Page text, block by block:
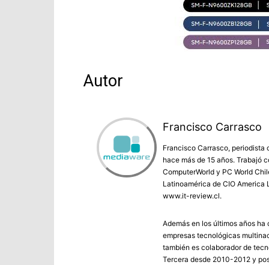
Autor
Francisco Carrasco
Francisco Carrasco,
hace más de 15 años. Trabajó
ComputerWorld y PC World
Latinoamérica de CIO America
www.it-review.cl.
Además en los últimos años
empresas tecnológicas
también es colaborador de
Tercera desde 2010-2012 y